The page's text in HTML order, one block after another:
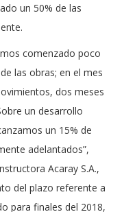
un 50% de las
comenzado poco
las obras; en el mes
dos meses
un desarrollo
un 15% de
adelantados”,
Acaray S.A.,
del plazo referente a
para finales del 2018,